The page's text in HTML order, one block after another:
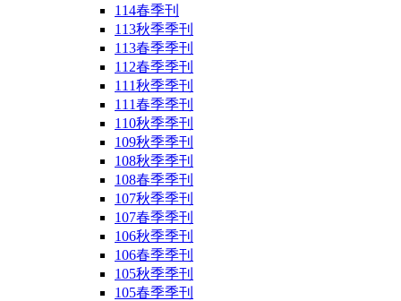
114春季刊
113秋季季刊
113春季季刊
112春季季刊
111秋季季刊
111春季季刊
110秋季季刊
109秋季季刊
108秋季季刊
108春季季刊
107秋季季刊
107春季季刊
106秋季季刊
106春季季刊
105秋季季刊
105春季季刊